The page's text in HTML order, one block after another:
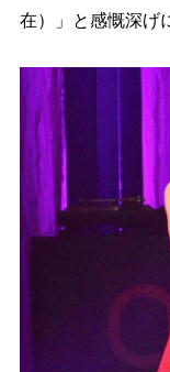
在）」と感慨深げ